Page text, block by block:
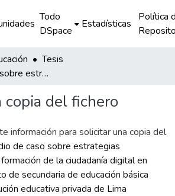
Todo
DSpace
Estadísticas
Política
Tesis
Estudio de caso sobre estrategias pedagógicas para la formación de la ciudadanía digital en estudiantes de quinto de secundaria de educación básica regular de una institución educativa privada de Lima
copia del fichero
información para solicitar una copia del
de caso sobre estrategias
de la ciudadanía digital en
de secundaria de educación básica
educativa privada de Lima